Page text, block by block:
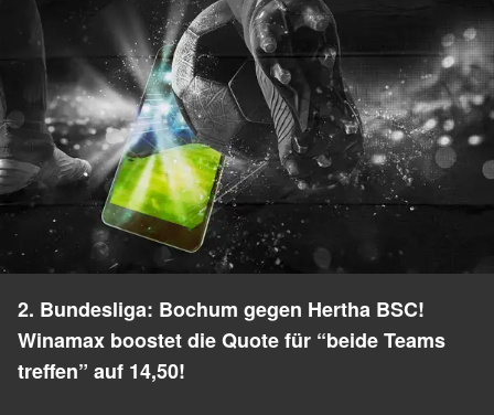
2. Bundesliga: Bochum gegen Hertha BSC!
Winamax boostet die Quote für “beide Teams
treffen” auf 14,50!